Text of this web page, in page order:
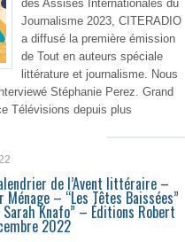
des Assises Internationales du
Journalisme 2023, CITERADIO
a diffusé la première émission
de Tout en auteurs spéciale
littérature et journalisme. Nous
Stéphanie Perez. Grand
Télévisions depuis plus
de l’Avent littéraire –
Ménage – “Les Têtes Baissées”
Knafo” – Éditions Robert
2022